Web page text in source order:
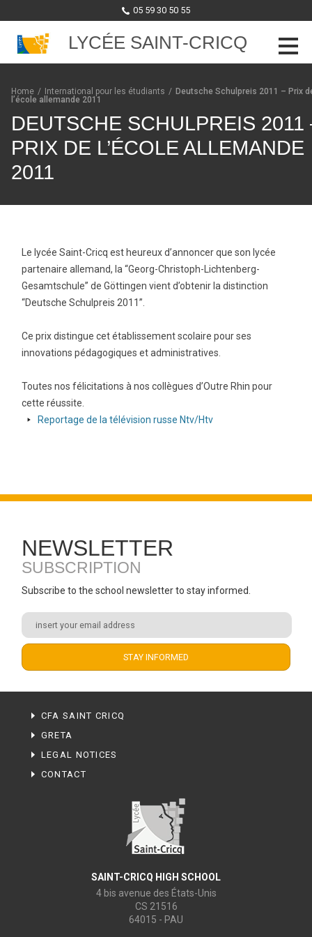
05 59 30 50 55
LYCÉE SAINT-CRICQ
Skip to content
Home / International pour les étudiants / Deutsche Schulpreis 2011 – Prix
l’école allemande 2011
DEUTSCHE SCHULPREIS 2011
PRIX DE L’ÉCOLE ALLEMANDE
2011
Le lycée Saint-Cricq est heureux d’annoncer que son lycée
partenaire allemand, la “Georg-Christoph-Lichtenberg-
Gesamtschule” de Göttingen vient d’obtenir la distinction
“Deutsche Schulpreis 2011”.
Ce prix distingue cet établissement scolaire pour ses
innovations pédagogiques et administratives.
Toutes nos félicitations à nos collègues d’Outre Rhin pour
cette réussite.
arrow-
Reportage de la télévision russe Ntv/Htv
NEWSLETTER
SUBSCRIPTION
Subscribe to the school newsletter to stay informed.
CFA SAINT CRICQ
GRETA
LEGAL NOTICES
CONTACT
SAINT-CRICQ HIGH SCHOOL
4 bis avenue des États-Unis
CS 21516
64015 - PAU